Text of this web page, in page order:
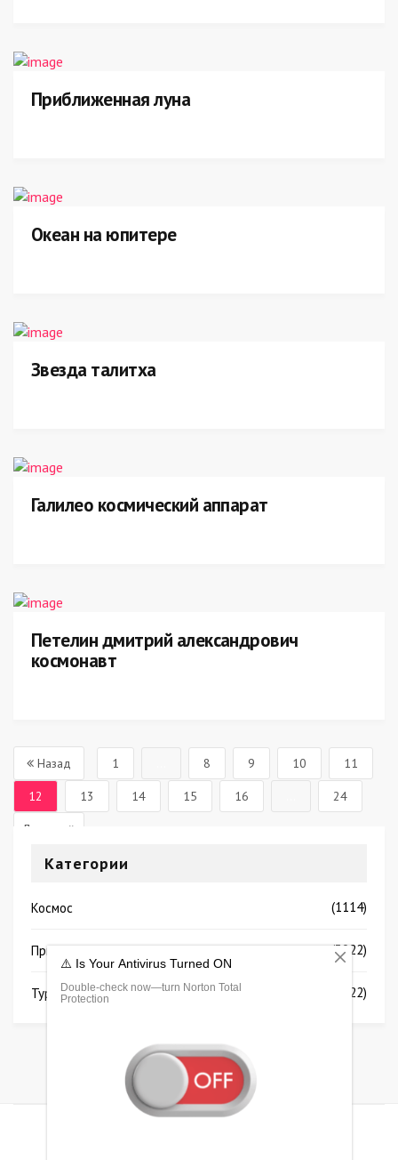
Приближенная луна
Океан на юпитере
Звезда талитха
Галилео космический аппарат
Петелин дмитрий александрович
космонавт
Назад 1 8 9 10 11
12 13 14 15 16 24
Дальше
Категории
Космос (1114)
Природа (3922)
Туризм (2922)